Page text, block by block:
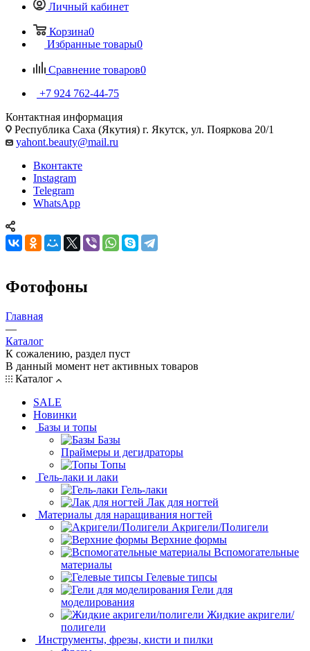
Личный кабинет
Корзина0
Избранные товары0
Сравнение товаров0
+7 924 762-44-75
Контактная информация
Республика Саха (Якутия) г. Якутск, ул. Пояркова 20/1
yahont.beauty@mail.ru
Вконтакте
Instagram
Telegram
WhatsApp
Фотофоны
Главная
—
Каталог
К сожалению, раздел пуст
В данный момент нет активных товаров
Каталог
SALE
Новинки
Базы и топы
Базы
Праймеры и дегидраторы
Топы
Гель-лаки и лаки
Гель-лаки
Лак для ногтей
Материалы для наращивания ногтей
Акригели/Полигели
Верхние формы
Вспомогательные
материалы
Гелевые типсы
Гели для
моделирования
Жидкие акригели/
полигели
Инструменты, фрезы, кисти и пилки